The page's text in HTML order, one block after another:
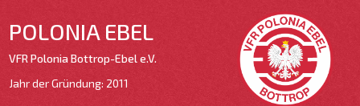
POLONIA EBEL
VFR Polonia Bottrop-Ebel e.V.
Jahr der Gründung: 2011